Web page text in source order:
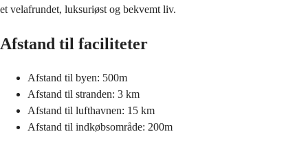
et velafrundet, luksuriøst og bekvemt liv.
Afstand til faciliteter
Afstand til byen: 500m
Afstand til stranden: 3 km
Afstand til lufthavnen: 15 km
Afstand til indkøbsområde: 200m